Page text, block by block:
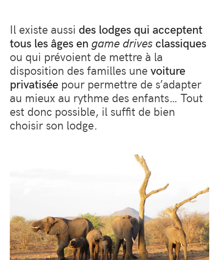
Il existe aussi des lodges qui acceptent
tous les âges en game drives classiques
ou qui prévoient de mettre à la
disposition des familles une voiture
privatisée pour permettre de s’adapter
au mieux au rythme des enfants… Tout
est donc possible, il suffit de bien
choisir son lodge.